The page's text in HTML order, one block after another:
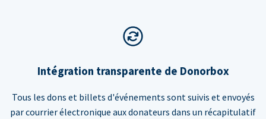
Intégration transparente de Donorbox
Tous les dons et billets d'événements sont suivis et envoyés
par courrier électronique aux donateurs dans un récapitulatif